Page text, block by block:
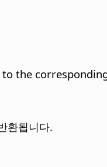
the
환됩니다.